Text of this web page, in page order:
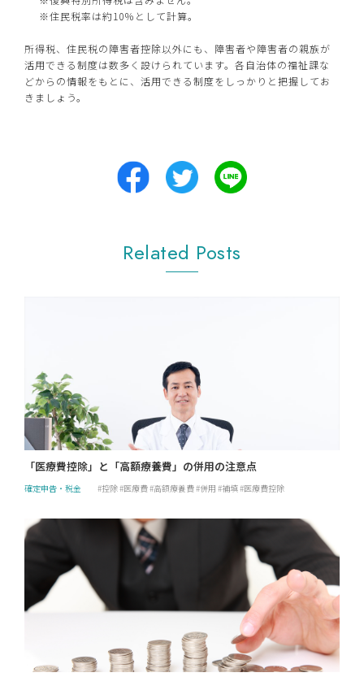
※住民税率は約10％として計算。
所得税、住民税の障害者控除以外にも、障害者や障害者の親族が
活用できる制度は数多く設けられています。各自治体の福祉課な
どからの情報をもとに、活用できる制度をしっかりと把握してお
きましょう。
Related Posts
「医療費控除」と「高額療養費」の併用の注意点
確定申告・税金 控除 医療費 高額療養費 併用 補填 医療費控除